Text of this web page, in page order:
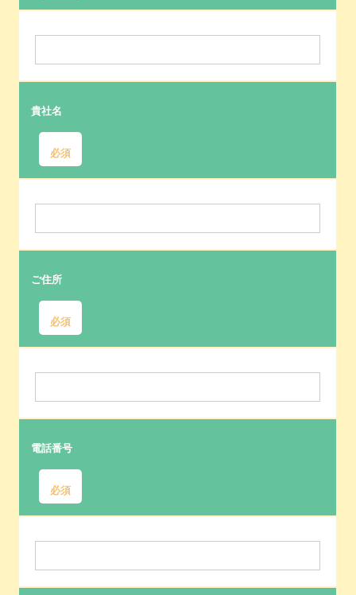
貴社名
必須
ご住所
必須
電話番号
必須